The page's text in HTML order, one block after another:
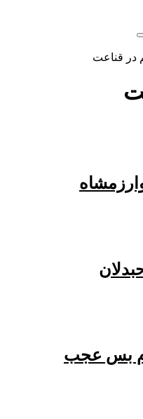
جستجو
قناعت
بس عجب